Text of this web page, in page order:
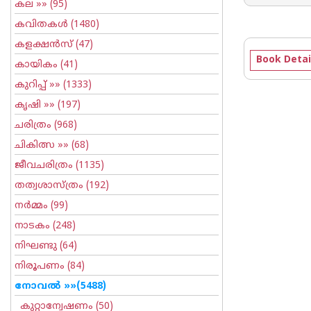
കല »» (95)
കവിതകള്‍ (1480)
കളക്ഷന്‍സ്(47)
കായികം (41)
കുറിപ്പ്‌ »» (1333)
കൃഷി »» (197)
ചരിത്രം (968)
ചികിത്സ »» (68)
ജീവചരിത്രം (1135)
തത്വശാസ്ത്രം (192)
നര്‍മ്മം (99)
നാടകം (248)
നിഘണ്ടു (64)
നിരൂപണം (84)
നോവല്‍ »»(5488)
കുറ്റാന്വേഷണം (50)
Book